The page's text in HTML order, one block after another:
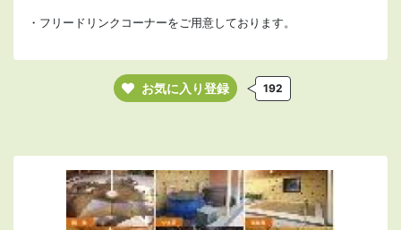
・フリードリンクコーナーをご用意しております。
お気に入り登録 192